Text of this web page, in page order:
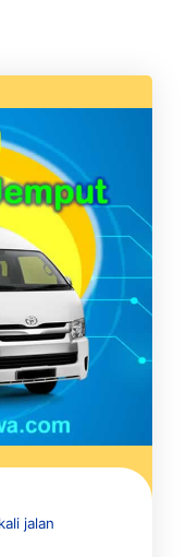
jalan